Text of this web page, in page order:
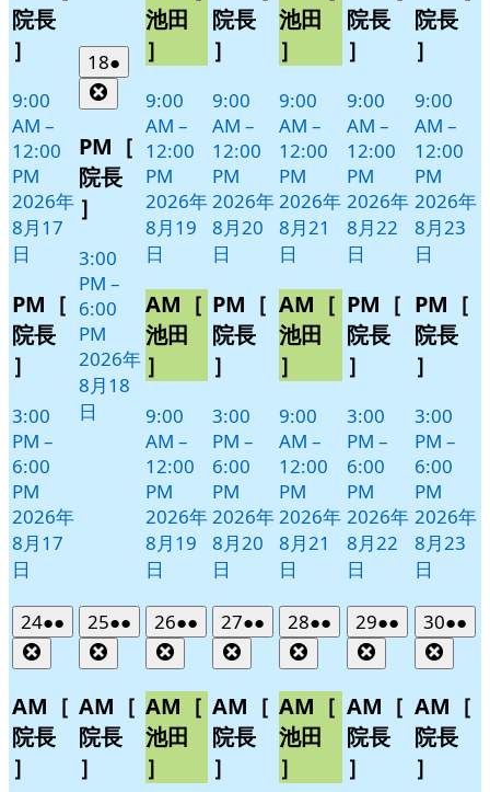
17
日
ベ
院長
］
9:00
AM –
12:00
PM
2026年
8月17
日
PM［
院長
］
3:00
PM –
6:00
PM
2026年
8月17
日
182026
年
8
月
18
日
●
件
イ
ベ
ン
Close
PM［
院長
］
3:00
PM –
6:00
PM
2026年
8月18
日
19
日
ベ
ン
ト)
池田
］
9:00
AM –
12:00
PM
2026年
8月19
日
AM［
池田
］
9:00
AM –
12:00
PM
2026年
8月19
日
20
日
ベ
ン
ト)
院長
］
9:00
AM –
12:00
PM
2026年
8月20
日
PM［
院長
］
3:00
PM –
6:00
PM
2026年
8月20
日
21
日
ベ
ン
ト)
池田
］
9:00
AM –
12:00
PM
2026年
8月21
日
AM［
池田
］
9:00
AM –
12:00
PM
2026年
8月21
日
22
日
ベ
ン
ト)
院長
］
9:00
AM –
12:00
PM
2026年
8月22
日
PM［
院長
］
3:00
PM –
6:00
PM
2026年
8月22
日
23
日
ベ
院長
］
9:00
AM –
12:00
PM
2026年
8月23
日
PM［
院長
］
3:00
PM –
6:00
PM
2026年
8月23
日
242026
年
8
月
24
日
●●
件
の
イ
ベ
ン
ト)
AM［
院長
］
252026
年
8
月
25
日
●●
件
の
イ
ベ
ン
ト)
AM［
院長
］
262026
年
8
月
26
日
●●
件
の
イ
ベ
ン
ト)
AM［
池田
］
272026
年
8
月
27
日
●●
件
の
イ
ベ
ン
ト)
AM［
院長
］
282026
年
8
月
28
日
●●
件
の
イ
ベ
ン
ト)
AM［
池田
］
292026
年
8
月
29
日
●●
件
の
イ
ベ
ン
ト)
AM［
院長
］
302026
年
8
月
30
日
●●
件
イ
ベ
AM［
院長
］